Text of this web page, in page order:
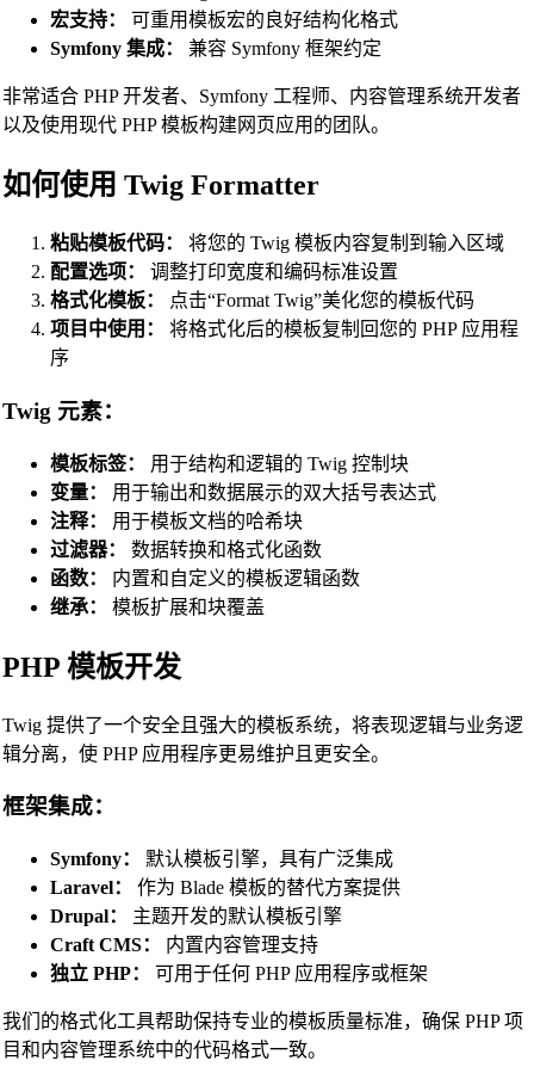
MongoDB Query Beautifier
Nginx Config Beautifier
Apache Config Beautifier
Java Code Beautifier
Swift Code Beautifier
Dart Code Beautifier
INI Beautifier
Redis Command Beautifier
Shell Script Beautifier
Batch Script Beautifier
C/C++ Code Beautifier
CUDA Code Beautifier
Haskell Code Beautifier
R Code Beautifier
Julia Code Beautifier
Lua Code Beautifier
Dockerfile Beautifier
GitHub Actions Workflow Beautifier
Prometheus Config Beautifier
宏支持：
可重用模板宏的良好结构化格式
Symfony 集成：
兼容 Symfony 框架约定
非常适合 PHP 开发者、Symfony 工程师、内容管理系统开发者
以及使用现代 PHP 模板构建网页应用的团队。
如何使用 Twig Formatter
粘贴模板代码：
将您的 Twig 模板内容复制到输入区域
配置选项：
调整打印宽度和编码标准设置
格式化模板：
点击“Format Twig”美化您的模板代码
项目中使用：
将格式化后的模板复制回您的 PHP 应用程
序
Twig 元素：
模板标签：
用于结构和逻辑的 Twig 控制块
变量：
用于输出和数据展示的双大括号表达式
注释：
用于模板文档的哈希块
过滤器：
数据转换和格式化函数
函数：
内置和自定义的模板逻辑函数
继承：
模板扩展和块覆盖
PHP 模板开发
Twig 提供了一个安全且强大的模板系统，将表现逻辑与业务逻
辑分离，使 PHP 应用程序更易维护且更安全。
框架集成：
Symfony：
默认模板引擎，具有广泛集成
Laravel：
作为 Blade 模板的替代方案提供
Drupal：
主题开发的默认模板引擎
Craft CMS：
内置内容管理支持
独立 PHP：
可用于任何 PHP 应用程序或框架
我们的格式化工具帮助保持专业的模板质量标准，确保 PHP 项
目和内容管理系统中的代码格式一致。